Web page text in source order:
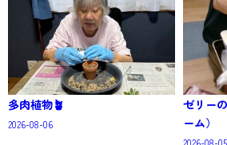
多肉植物🪴
2026-08-06
ゼリー
ーム）